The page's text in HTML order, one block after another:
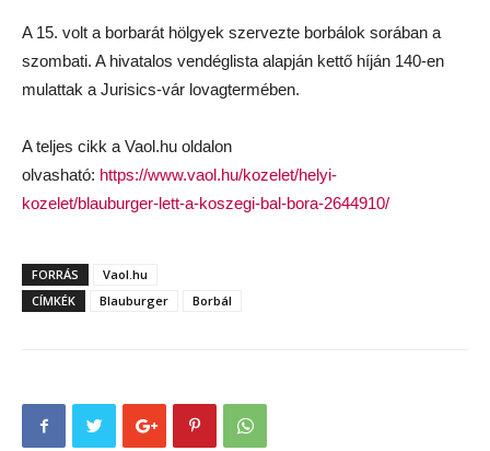
A 15. volt a borbarát hölgyek szervezte borbálok sorában a
szombati. A hivatalos vendéglista alapján kettő híján 140-en
mulattak a Jurisics-vár lovagtermében.
A teljes cikk a Vaol.hu oldalon
olvasható: https://www.vaol.hu/kozelet/helyi-
kozelet/blauburger-lett-a-koszegi-bal-bora-2644910/
FORRÁS
Vaol.hu
CÍMKÉK
Blauburger Borbál